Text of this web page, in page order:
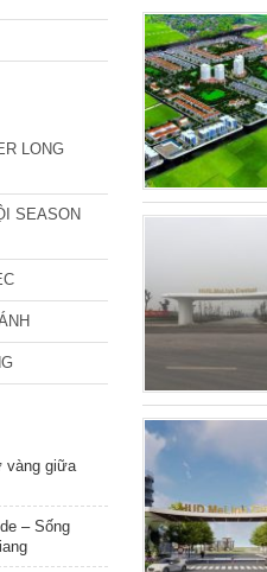
LONG
SEASON
vàng giữa
– Sống